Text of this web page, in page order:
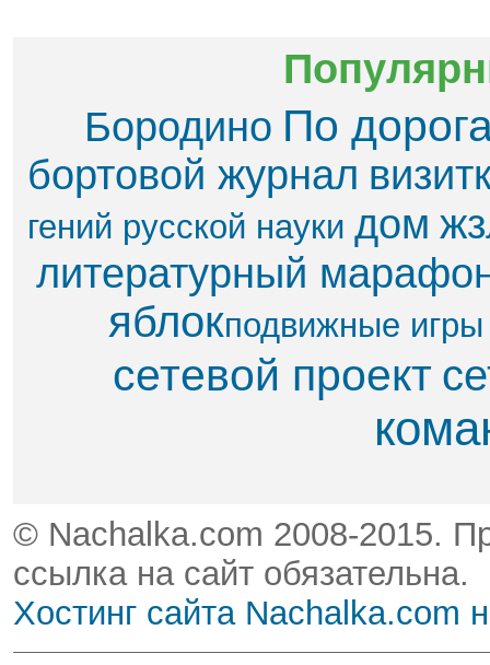
Бородино По
бортовой журнал
гений русской науки дом
литературный
яблок​подвижные игры
сетевой проект
© Nachalka.com 2008-2015.
ссылка на сайт обязательна.
Хостинг сайта Nachalka.com